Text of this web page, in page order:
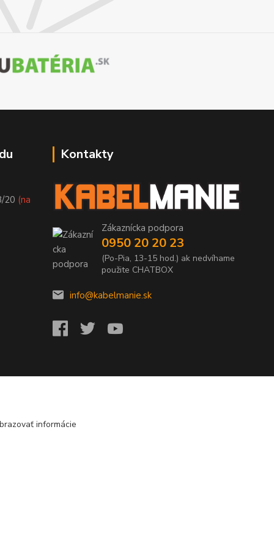
20 (na
Kontakty
Zákaznícka podpora
0950 20 20 23
(Po-Pia, 13-15 hod.) ak nedvíhame
použite CHATBOX
info@kabelmanie.sk
informácie